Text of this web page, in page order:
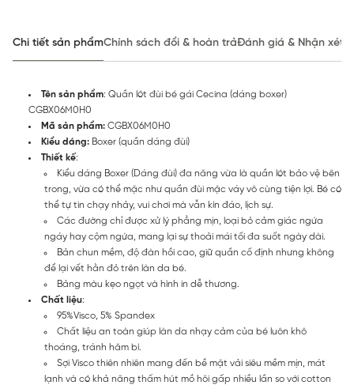
Chi tiết sản phẩmChính sách đổi & hoàn trảĐánh giá & Nhận xét
Tên sản phẩm: Quần lót đùi bé gái Cecina (dáng boxer)
CGBX06M0H0
Mã sản phẩm: CGBX06M0H0
Kiểu dáng: Boxer (quần dáng đùi)
Thiết kế:
Kiểu dáng Boxer (Dáng đùi) đa năng vừa là quần lót bảo vệ bên
trong, vừa có thể mặc như quần đùi mặc váy vô cùng tiện lợi. Bé có
thể tự tin chạy nhảy, vui chơi mà vẫn kín đáo, lịch sự.
Các đường chỉ được xử lý phẳng mịn, loại bỏ cảm giác ngứa
ngáy hay cộm ngứa, mang lại sự thoải mái tối đa suốt ngày dài.
Bản chun mềm, độ đàn hồi cao, giữ quần cố định nhưng không
để lại vết hằn đỏ trên làn da bé.
Bảng màu kẹo ngọt và hình in dễ thương.
Chất liệu:
95%Visco, 5% Spandex
Chất liệu an toàn giúp làn da nhạy cảm của bé luôn khô
thoáng, tránh hăm bí.
Sợi Visco thiên nhiên mang đến bề mặt vải siêu mềm mịn, mát
lạnh và có khả năng thấm hút mồ hôi gấp nhiều lần so với cotton